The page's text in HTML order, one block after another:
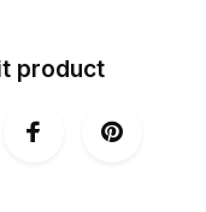
product